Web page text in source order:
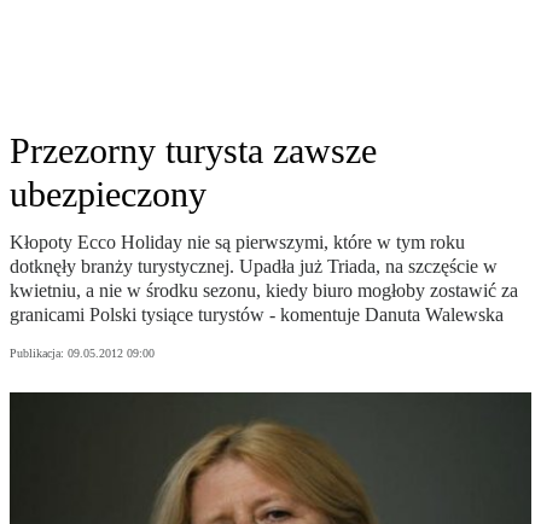
Przezorny turysta zawsze
ubezpieczony
Kłopoty Ecco Holiday nie są pierwszymi, które w tym roku
dotknęły branży turystycznej. Upadła już Triada, na szczęście w
kwietniu, a nie w środku sezonu, kiedy biuro mogłoby zostawić za
granicami Polski tysiące turystów - komentuje Danuta Walewska
Publikacja: 09.05.2012 09:00